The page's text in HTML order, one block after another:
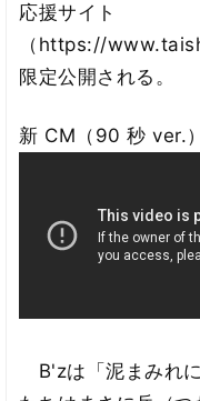
応援サイト
（https://
限定公開される。
新 CM（90 秒 ver.）
B'zは「泥まみれ